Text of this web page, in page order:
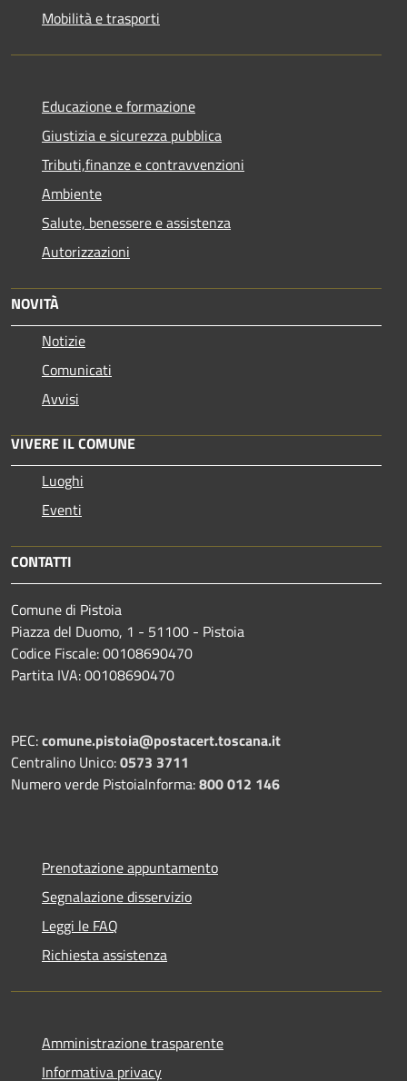
Mobilità e trasporti
Educazione e formazione
Giustizia e sicurezza pubblica
Tributi,finanze e contravvenzioni
Ambiente
Salute, benessere e assistenza
Autorizzazioni
NOVITÀ
Notizie
Comunicati
Avvisi
VIVERE IL COMUNE
Luoghi
Eventi
CONTATTI
Comune di Pistoia
Piazza del Duomo, 1 - 51100 - Pistoia
Codice Fiscale: 00108690470
Partita IVA: 00108690470
PEC:comune.pistoia@postacert.toscana.it
Centralino Unico:0573 3711
Numero verde PistoiaInforma:800 012 146
Prenotazione appuntamento
Segnalazione disservizio
Leggi le FAQ
Richiesta assistenza
Amministrazione trasparente
Informativa privacy